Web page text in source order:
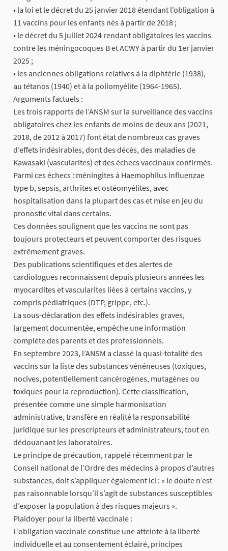
• la loi et le décret du 25 janvier 2018 étendant l’obligation à
11 vaccins pour les enfants nés à partir de 2018 ;
• le décret du 5 juillet 2024 rendant obligatoires les vaccins
contre les méningocoques B et ACWY à partir du 1er janvier
2025 ;
• les anciennes obligations relatives à la diphtérie (1938),
au tétanos (1940) et à la poliomyélite (1964-1965).
Arguments factuels :
Les trois rapports de l’ANSM sur la surveillance des vaccins
obligatoires chez les enfants de moins de deux ans (2021,
2018, de 2012 à 2017) font état de nombreux cas graves
d’effets indésirables, dont des décès, des maladies de
Kawasaki (vascularites) et des échecs vaccinaux confirmés.
Parmi ces échecs : méningites à Haemophilus influenzae
type b, sepsis, arthrites et ostéomyélites, avec
hospitalisation dans la plupart des cas et mise en jeu du
pronostic vital dans certains.
Ces données soulignent que les vaccins ne sont pas
toujours protecteurs et peuvent comporter des risques
extrêmement graves.
Des publications scientifiques et des alertes de
cardiologues reconnaissent depuis plusieurs années les
myocardites et vascularites liées à certains vaccins, y
compris pédiatriques (DTP, grippe, etc.).
La sous-déclaration des effets indésirables graves,
largement documentée, empêche une information
complète des parents et des professionnels.
En septembre 2023, l’ANSM a classé la quasi-totalité des
vaccins sur la liste des substances vénéneuses (toxiques,
nocives, potentiellement cancérogènes, mutagènes ou
toxiques pour la reproduction). Cette classification,
présentée comme une simple harmonisation
administrative, transfère en réalité la responsabilité
juridique sur les prescripteurs et administrateurs, tout en
dédouanant les laboratoires.
Le principe de précaution, rappelé récemment par le
Conseil national de l’Ordre des médecins à propos d’autres
substances, doit s’appliquer également ici : « le doute n’est
pas raisonnable lorsqu’il s’agit de substances susceptibles
d’exposer la population à des risques majeurs ».
Plaidoyer pour la liberté vaccinale :
L’obligation vaccinale constitue une atteinte à la liberté
individuelle et au consentement éclairé, principes